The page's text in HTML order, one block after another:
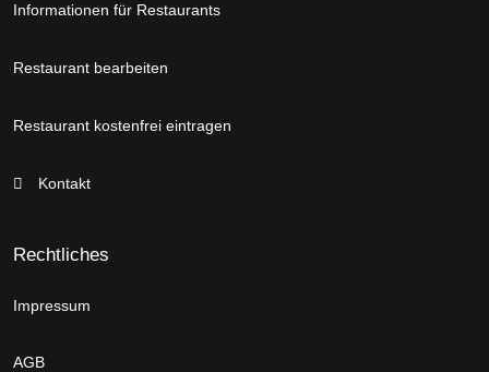
Informationen für Restaurants
Restaurant bearbeiten
Restaurant kostenfrei eintragen
Kontakt
Rechtliches
Impressum
AGB